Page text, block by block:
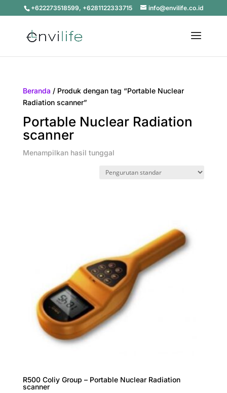
+622273518599, +6281122333715 info@envilife.co.id
Beranda / Produk dengan tag “Portable Nuclear
Radiation scanner”
Portable Nuclear Radiation
scanner
Menampilkan hasil tunggal
R500 Coliy Group – Portable Nuclear Radiation
scanner